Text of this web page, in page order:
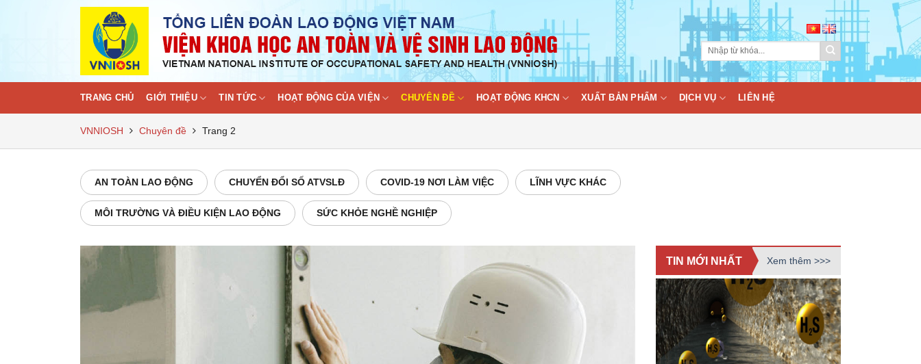
TRANG CHỦ GIỚI THIỆU TIN TỨC HOẠT ĐỘNG CỦA VIỆN CHUYÊN ĐỀ HOẠT ĐỘNG KHCN XUẤT BẢN PHẨM DỊCH VỤ LIÊN HỆ
VNNIOSH Chuyên đề Trang 2
AN TOÀN LAO ĐỘNG CHUYỂN ĐỔI SỐ ATVSLĐ COVID-19 NƠI LÀM VIỆC LĨNH VỰC KHÁC
MÔI TRƯỜNG VÀ ĐIỀU KIỆN LAO ĐỘNG SỨC KHỎE NGHỀ NGHIỆP
TIN MỚI NHẤT Xem thêm >>>